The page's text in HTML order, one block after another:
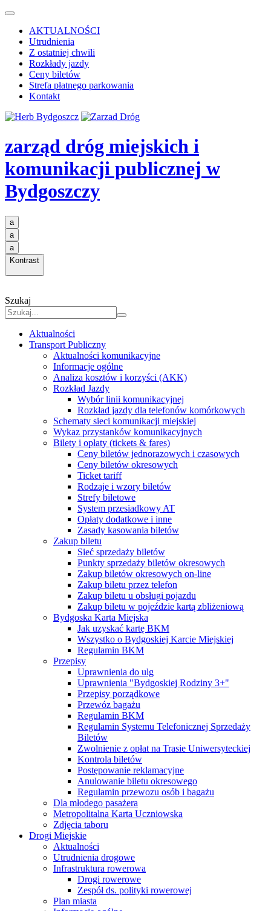
AKTUALNOŚCI
Utrudnienia
Z ostatniej chwili
Rozkłady jazdy
Ceny biletów
Strefa płatnego parkowania
Kontakt
zarząd dróg miejskich i
komunikacji publicznej w
Bydgoszczy
a
a
a
Kontrast
Szukaj
Aktualności
Transport Publiczny
Aktualności komunikacyjne
Informacje ogólne
Analiza kosztów i korzyści (AKK)
Rozkład Jazdy
Wybór linii komunikacyjnej
Rozkład jazdy dla telefonów komórkowych
Schematy sieci komunikacji miejskiej
Wykaz przystanków komunikacyjnych
Bilety i opłaty (tickets & fares)
Ceny biletów jednorazowych i czasowych
Ceny biletów okresowych
Ticket tariff
Rodzaje i wzory biletów
Strefy biletowe
System przesiadkowy AT
Opłaty dodatkowe i inne
Zasady kasowania biletów
Zakup biletu
Sieć sprzedaży biletów
Punkty sprzedaży biletów okresowych
Zakup biletów okresowych on-line
Zakup biletu przez telefon
Zakup biletu u obsługi pojazdu
Zakup biletu w pojeździe kartą zbliżeniową
Bydgoska Karta Miejska
Jak uzyskać kartę BKM
Wszystko o Bydgoskiej Karcie Miejskiej
Regulamin BKM
Przepisy
Uprawnienia do ulg
Uprawnienia "Bydgoskiej Rodziny 3+"
Przepisy porządkowe
Przewóz bagażu
Regulamin BKM
Regulamin Systemu Telefonicznej Sprzedaży
Biletów
Zwolnienie z opłat na Trasie Uniwersyteckiej
Kontrola biletów
Postępowanie reklamacyjne
Anulowanie biletu okresowego
Regulamin przewozu osób i bagażu
Dla młodego pasażera
Metropolitalna Karta Uczniowska
Zdjęcia taboru
Drogi Miejskie
Aktualności
Utrudnienia drogowe
Infrastruktura rowerowa
Drogi rowerowe
Zespół ds. polityki rowerowej
Plan miasta